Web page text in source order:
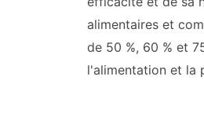
alimentaires et
de 50 %, 60 % et
l'alimentation et la